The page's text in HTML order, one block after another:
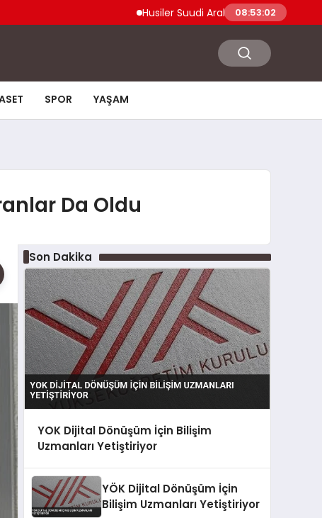
Husiler Suudi Arabistan Necran
08:53:03
SPOR YAŞAM
Da Oldu
Son Dakika
YOK Dijital Dönüşüm İçin Bilişim
Uzmanları Yetiştiriyor
YÖK Dijital Dönüşüm İçin
Bilişim Uzmanları Yetiştiriyor